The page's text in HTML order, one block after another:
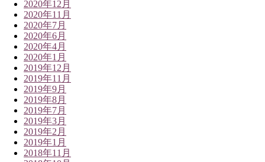
2020年12月
2020年11月
2020年7月
2020年6月
2020年4月
2020年1月
2019年12月
2019年11月
2019年9月
2019年8月
2019年7月
2019年3月
2019年2月
2019年1月
2018年11月